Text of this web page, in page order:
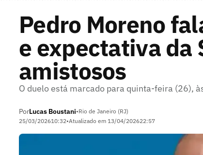
Pedro Moreno
e expectativa da
amistosos
O duelo está marcado para quinta-feira (26),
PorLucas Boustani•Rio de Janeiro (RJ)
25/03/202610:32•Atualizado em 13/04/202622:57